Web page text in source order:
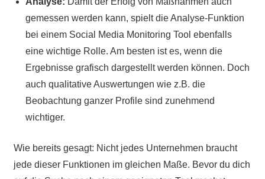
gemessen werden kann, spielt die Analyse-Funktion
bei einem Social Media Monitoring Tool ebenfalls
eine wichtige Rolle. Am besten ist es, wenn die
Ergebnisse grafisch dargestellt werden können. Doch
auch qualitative Auswertungen wie z.B. die
Beobachtung ganzer Profile sind zunehmend
wichtiger.
Wie bereits gesagt: Nicht jedes Unternehmen braucht
jede dieser Funktionen im gleichen Maße. Bevor du dich